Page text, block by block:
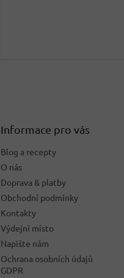
Informace pro vás
Blog a recepty
O nás
Doprava & platby
Obchodní podmínky
Kontakty
Výdejní místo
Napište nám
Ochrana osobních údajů
GDPR